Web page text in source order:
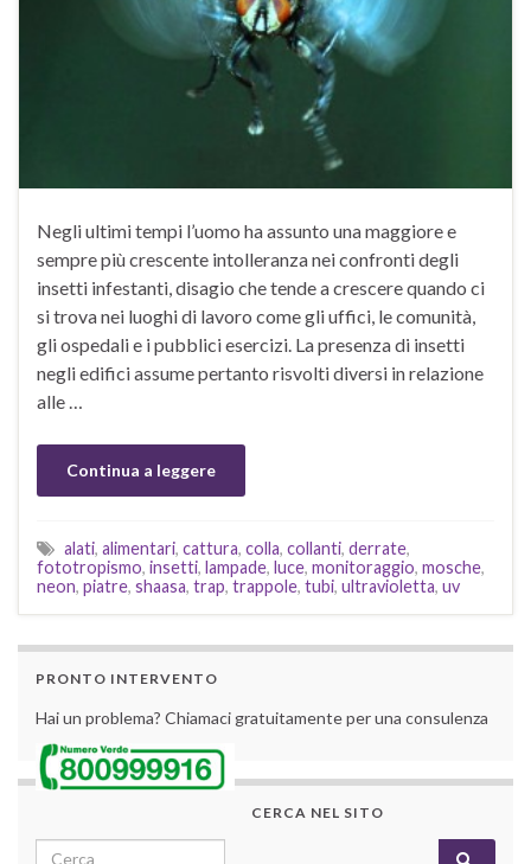
Negli ultimi tempi l’uomo ha assunto una maggiore e
sempre più crescente intolleranza nei confronti degli
insetti infestanti, disagio che tende a crescere quando ci
si trova nei luoghi di lavoro come gli uffici, le comunità,
gli ospedali e i pubblici esercizi. La presenza di insetti
negli edifici assume pertanto risvolti diversi in relazione
alle …
Continua a leggere
alati, alimentari, cattura, colla, collanti, derrate,
fototropismo, insetti, lampade, luce, monitoraggio, mosche,
neon, piatre, shaasa, trap, trappole, tubi, ultravioletta, uv
PRONTO INTERVENTO
Hai un problema? Chiamaci gratuitamente per una consulenza
CERCA NEL SITO
Search for: